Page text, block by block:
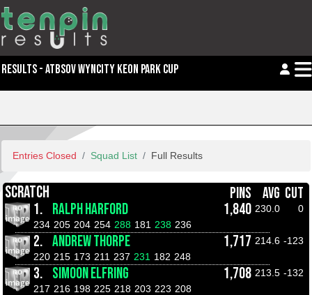
RESULTS - ATBSOV WYNCITY KEON PARK CUP
Entries Closed Squad List Full Results
SCRATCH PINS AVG CUT
1. RALPH HARFORD 1,840 230.0
0
234 205 204 254 288 181 238 236
2. ANDREW THORPE 1,717 214.6 -123
220 215 173 211 237 231 182 248
3. SIMOON ELFRING 1,708 213.5 -132
217 216 198 225 218 203 223 208